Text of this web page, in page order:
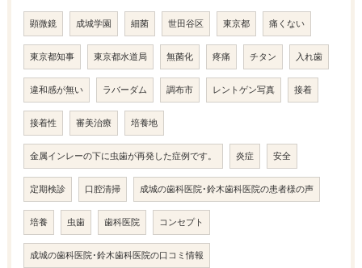
顕微鏡 成城学園 細菌 世田谷区 東京都 痛くない
東京都知事 東京都水道局 無菌化 疼痛 チタン 入れ歯
違和感が無い ラバーダム 調布市 レントゲン写真 接着
接着性 審美治療 培養地
金属インレーの下に虫歯が再発した症例です。 炎症 安全
定期検診 口腔清掃 成城の歯科医院･鈴木歯科医院の患者様の声
培養 虫歯 歯科医院 コンセプト
成城の歯科医院･鈴木歯科医院の口コミ情報